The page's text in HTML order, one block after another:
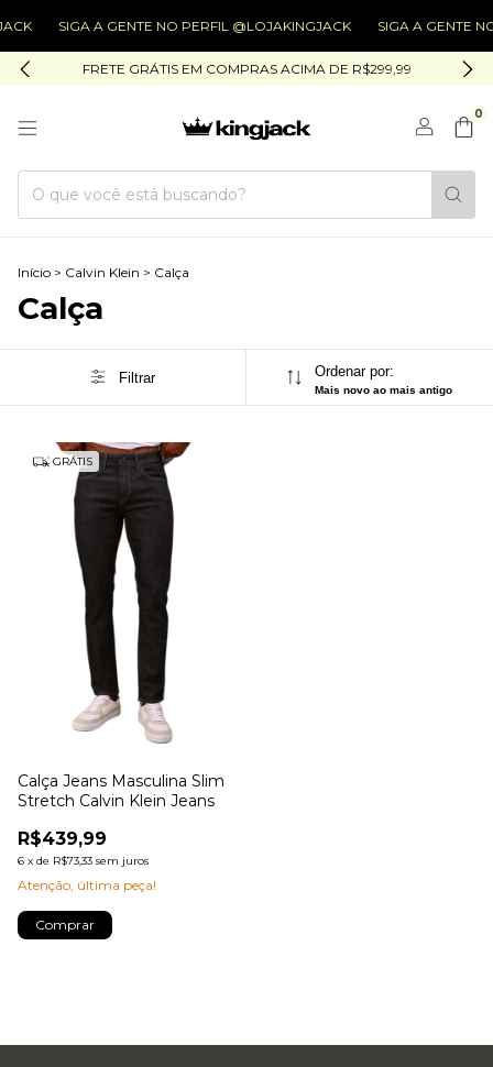
SIGA A GENTE NO PERFIL @LOJAKINGJACK SIGA A GENTE
FRETE GRÁTIS EM COMPRAS ACIMA DE R$299,99
0
Início > Calvin Klein > Calça
Calça
Filtrar Ordenar por:
Mais novo ao mais antigo
GRÁTIS
Calça Jeans Masculina Slim
Stretch Calvin Klein Jeans
R$439,99
6 x de R$73,33 sem juros
Atenção, última peça!
Comprar